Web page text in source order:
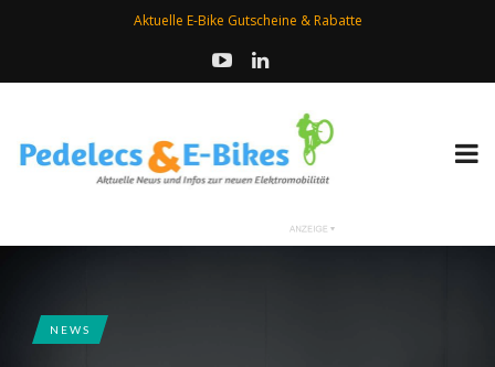
Aktuelle E-Bike Gutscheine & Rabatte
NEWS